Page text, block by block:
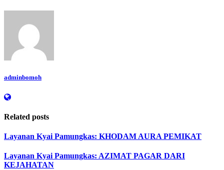
adminbomoh
Related posts
Layanan Kyai Pamungkas: KHODAM AURA PEMIKAT
Layanan Kyai Pamungkas: AZIMAT PAGAR DARI
KEJAHATAN